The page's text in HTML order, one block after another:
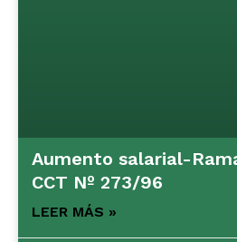
Aumento salarial-
CCT Nº 273/96
LEER MÁS »